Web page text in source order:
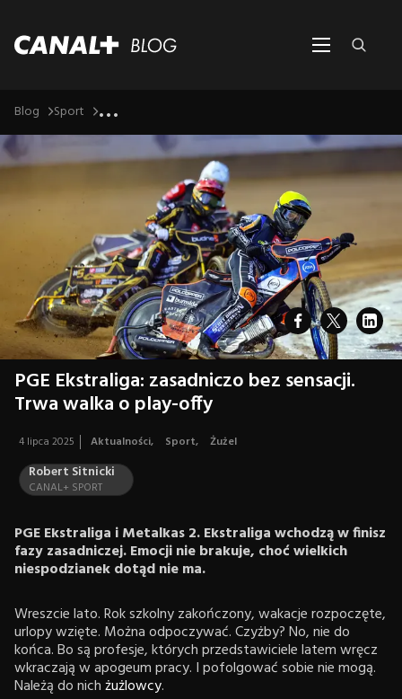
Blog Sport ...
PGE Ekstraliga: zasadniczo bez sensacji.
Trwa walka o play-offy
4 lipca 2025 Aktualności, Sport, Żużel
Robert Sitnicki
CANAL+ SPORT
PGE Ekstraliga i Metalkas 2. Ekstraliga wchodzą w finisz
fazy zasadniczej. Emocji nie brakuje, choć wielkich
niespodzianek dotąd nie ma.
Wreszcie lato. Rok szkolny zakończony, wakacje rozpoczęte,
urlopy wzięte. Można odpoczywać. Czyżby? No, nie do
końca. Bo są profesje, których przedstawiciele latem wręcz
wkraczają w apogeum pracy. I pofolgować sobie nie mogą.
Należą do nichżużlowcy.